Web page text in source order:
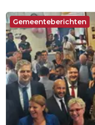
Gemeenteberichten